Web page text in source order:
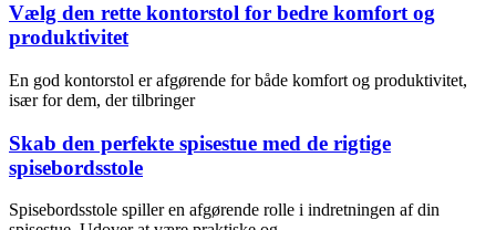
Vælg den rette kontorstol for bedre komfort og
produktivitet
En god kontorstol er afgørende for både komfort og produktivitet,
især for dem, der tilbringer
Skab den perfekte spisestue med de rigtige
spisebordsstole
Spisebordsstole spiller en afgørende rolle i indretningen af din